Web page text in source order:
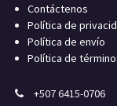
Contáctenos
Política de
Política de envío
Política de
+507 6415-0706